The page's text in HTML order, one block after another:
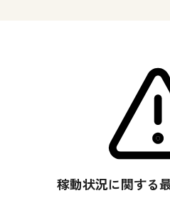
稼動状況に関する